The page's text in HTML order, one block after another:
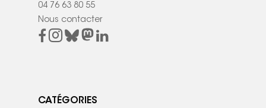
04 76 63 80 55
Nous contacter
CATÉGORIES